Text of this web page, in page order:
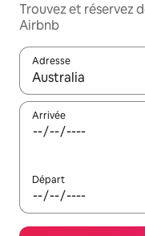
Trouvez et réservez
Airbnb
Adresse
Lorsque les résultats
Arrivée
Départ